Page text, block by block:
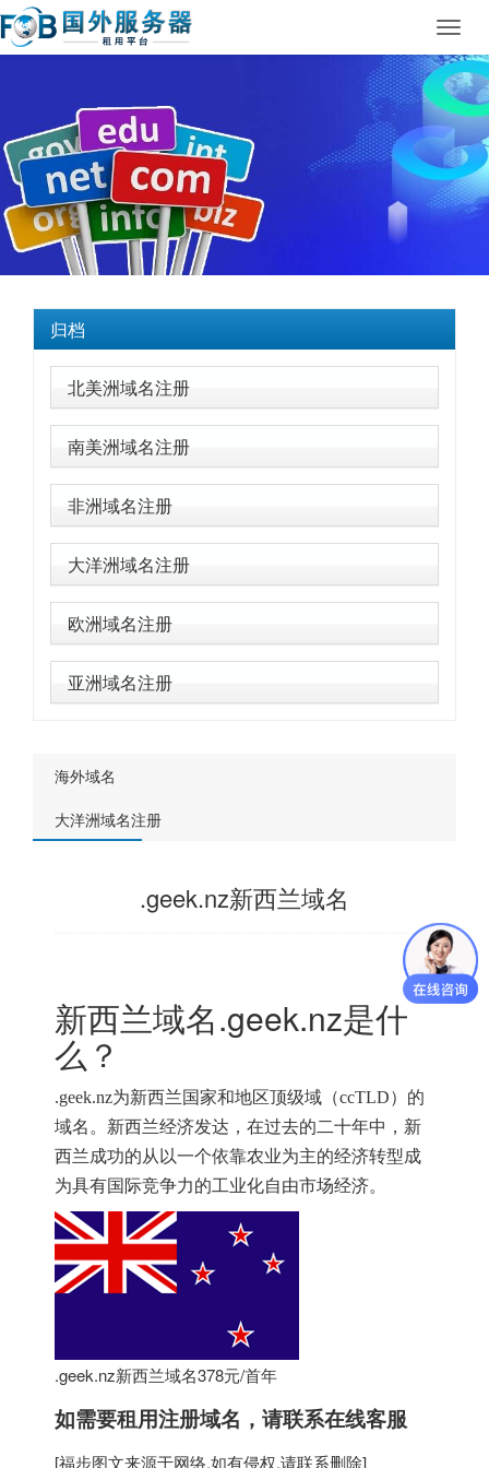
归档
北美洲域名注册
南美洲域名注册
非洲域名注册
大洋洲域名注册
欧洲域名注册
亚洲域名注册
海外域名
大洋洲域名注册
.geek.nz新西兰域名
新西兰域名.geek.nz是什
么？
.geek.nz为新西兰国家和地区顶级域（ccTLD）的
域名。新西兰经济发达 ， 在过去的二十年中，新
西兰成功的从以一个依靠农业为主的经济转型成
为具有国际竞争力的工业化自由市场经济。
.geek.nz新西兰域名378元/首年
如需要租用注册域名 ，请联系在线客服
[福步图文来源于网络,如有侵权,请联系删除]